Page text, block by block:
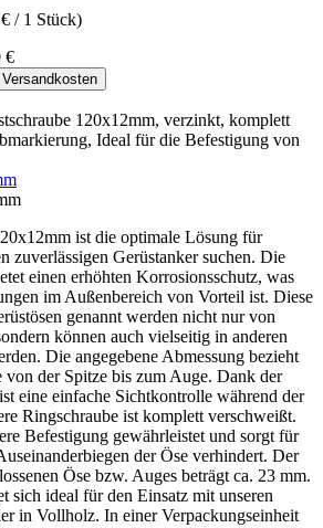
/ 1 Stück)
€
ist die optimale Lösung für
zuverlässigen Gerüstanker suchen. Die
einen erhöhten Korrosionsschutz, was
im Außenbereich von Vorteil ist. Diese
genannt werden nicht nur von
können auch vielseitig in anderen
Die angegebene Abmessung bezieht
von der Spitze bis zum Auge. Dank der
eine einfache Sichtkontrolle während der
Ringschraube ist komplett verschweißt.
Befestigung gewährleistet und sorgt für
der Öse verhindert. Der
Öse bzw. Auges beträgt ca. 23 mm.
sich ideal für den Einsatz mit unseren
in Vollholz. In einer Verpackungseinheit